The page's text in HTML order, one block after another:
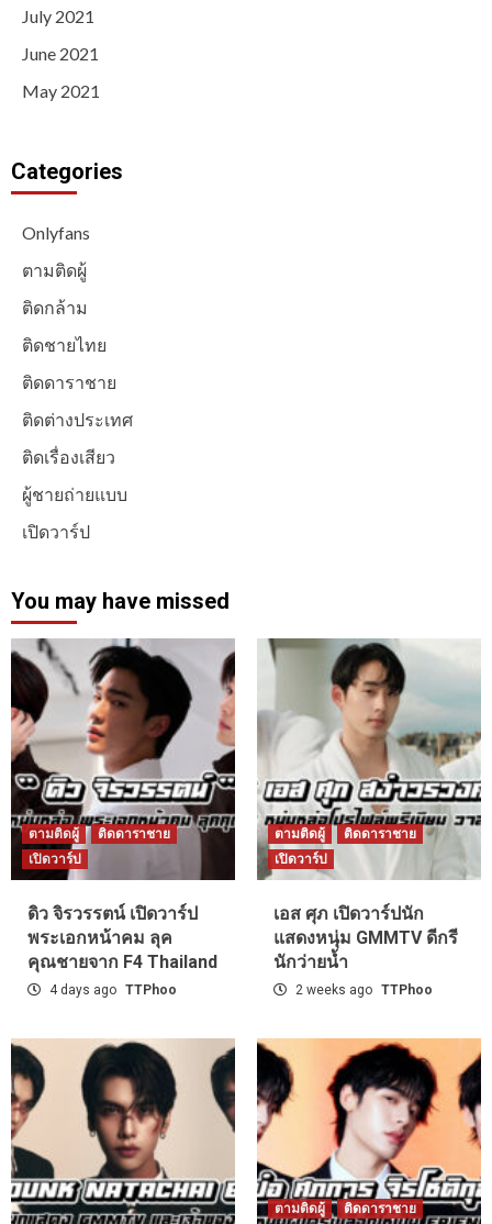
July 2021
June 2021
May 2021
Categories
Onlyfans
ตามติดผู้
ติดกล้าม
ติดชายไทย
ติดดาราชาย
ติดต่างประเทศ
ติดเรื่องเสียว
ผู้ชายถ่ายแบบ
เปิดวาร์ป
You may have missed
ตามติดผู้
ติดดาราชาย
เปิดวาร์ป
ดิว จิรวรรตน์ เปิดวาร์ป
พระเอกหน้าคม ลุค
คุณชายจาก F4 Thailand
4 days ago TTPhoo
ตามติดผู้
ติดดาราชาย
เปิดวาร์ป
เอส ศุภ เปิดวาร์ปนัก
แสดงหนุ่ม GMMTV ดีกรี
นักว่ายน้ำ
2 weeks ago TTPhoo
ตามติดผู้
ติดดาราชาย